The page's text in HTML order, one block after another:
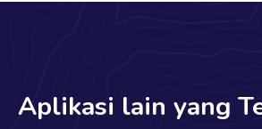
Aplikasi lain yang